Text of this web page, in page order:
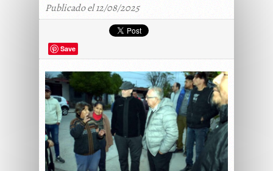
Publicado el 12/08/2025
Save